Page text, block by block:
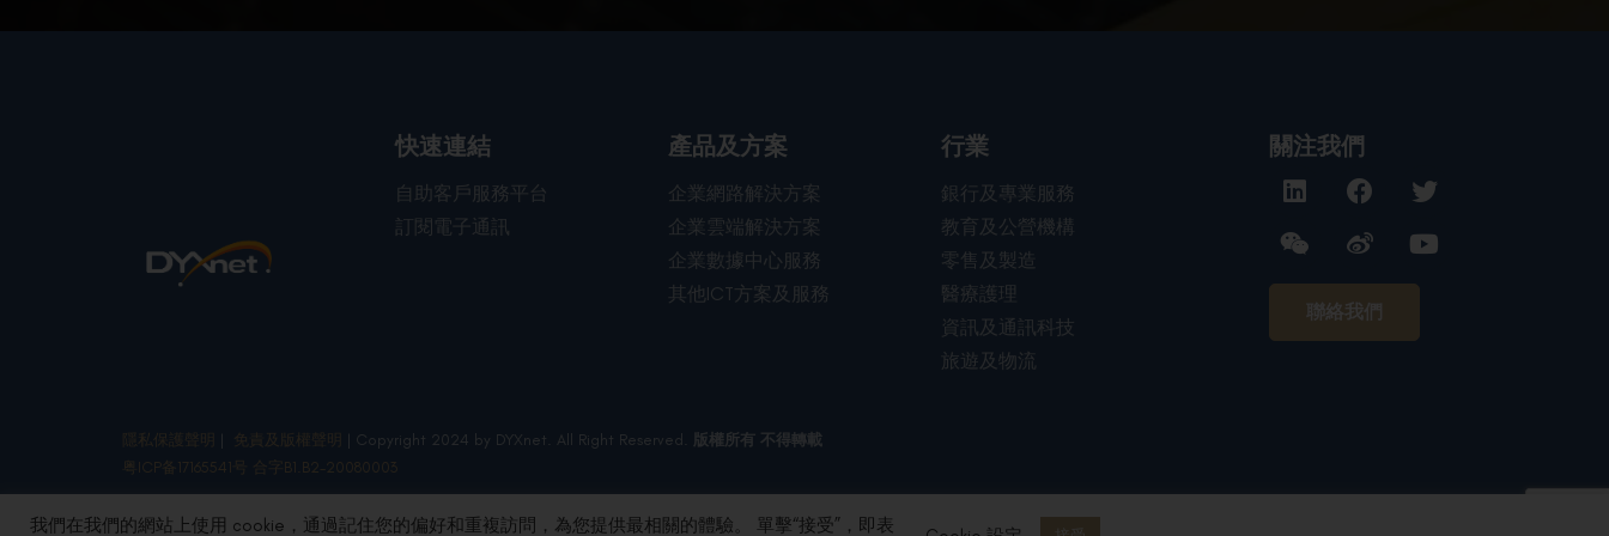
快速連結
自助客戶服務平台
訂閱電子通訊
產品及方案
企業網路解決方案
企業雲端解決方案
企業數據中心服務
其他ICT方案及服務
行業
銀行及專業服務
教育及公營機構
零售及製造
醫療護理
資訊及通訊科技
旅遊及物流
關注我們
聯絡我們
隱私保護聲明 免責及版權聲明 | Copyright 2024 by DYXnet. All Right Reserved.
版權所有 不得轉載
粤ICP备17165541号 合字B1.B2-20080003
我們在我們的網站上使用 cookie，通過記住您的偏好和重複訪問，為您提供最相關的體驗。 單擊“接受”，即表